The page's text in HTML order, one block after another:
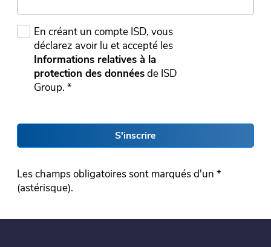
En créant un compte ISD, vous
déclarez avoir lu et accepté les
Informations relatives à la
protection des donnéesde ISD
Group. *
S'inscrire
Les champs obligatoires sont marqués d'un *
(astérisque).